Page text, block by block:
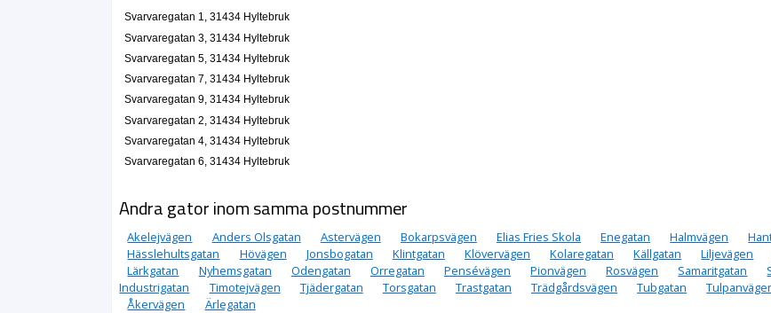
Svarvaregatan 1, 31434 Hyltebruk
Svarvaregatan 3, 31434 Hyltebruk
Svarvaregatan 5, 31434 Hyltebruk
Svarvaregatan 7, 31434 Hyltebruk
Svarvaregatan 9, 31434 Hyltebruk
Svarvaregatan 2, 31434 Hyltebruk
Svarvaregatan 4, 31434 Hyltebruk
Svarvaregatan 6, 31434 Hyltebruk
Andra gator inom samma postnummer
Akelejvägen Anders Olsgatan Astervägen Bokarpsvägen Elias Fries Skola Enegatan Halmvägen
Hässlehultsgatan
Hövägen Jonsbogatan Klintgatan Klövervägen Kolaregatan Källgatan Liljevägen
Lärkgatan
Nyhemsgatan Odengatan Orregatan Pensévägen Pionvägen Rosvägen Samaritgatan
Industrigatan
Timotejvägen Tjädergatan Torsgatan Trastgatan Trädgårdsvägen Tubgatan
Åkervägen
Ärlegatan